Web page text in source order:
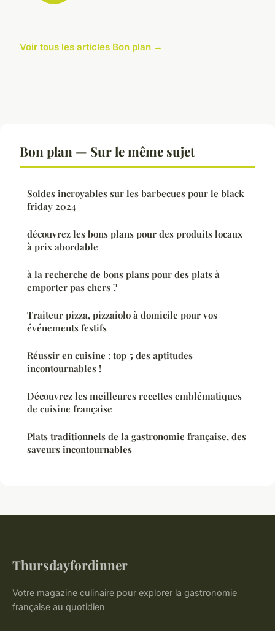
Voir tous les articles Bon plan →
Bon plan — Sur le même sujet
Soldes incroyables sur les barbecues pour le black
friday 2024
découvrez les bons plans pour des produits locaux
à prix abordable
à la recherche de bons plans pour des plats à
emporter pas chers ?
Traiteur pizza, pizzaiolo à domicile pour vos
événements festifs
Réussir en cuisine : top 5 des aptitudes
incontournables !
Découvrez les meilleures recettes emblématiques
de cuisine française
Plats traditionnels de la gastronomie française, des
saveurs incontournables
Thursdayfordinner
Votre magazine culinaire pour explorer la gastronomie
française au quotidien